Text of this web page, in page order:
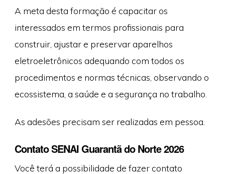
A meta desta formação é capacitar os
interessados em termos profissionais para
construir, ajustar e preservar aparelhos
eletroeletrônicos adequando com todos os
procedimentos e normas técnicas, observando o
ecossistema, a saúde e a segurança no trabalho.
As adesões precisam ser realizadas em pessoa.
Contato SENAI Guarantã do Norte 2026
Você terá a possibilidade de fazer contato